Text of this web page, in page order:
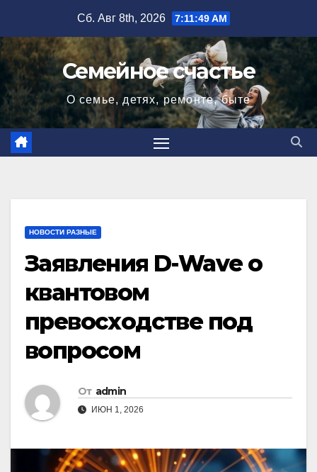
содержимому
Сб. Авг 8th, 2026 7:11:50 AM
Семейное счастье
О семье, детях, ремонте, быте
НОВОСТИ РАЗНЫЕ
Заявления D-Wave о
квантовом
превосходстве под
вопросом
От admin
ИЮН 1, 2026